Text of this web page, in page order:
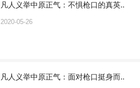
凡人义举中原正气：不惧枪口的真英..
2020-05-26
凡人义举中原正气：面对枪口挺身而..